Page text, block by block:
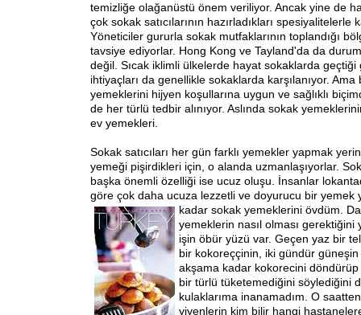
temizliğe olağanüstü önem veriliyor. Ancak yine de
çok sokak satıcılarının hazırladıkları spesiyalitelerle
Yöneticiler gururla sokak mutfaklarının toplandığı
tavsiye ediyorlar. Hong Kong ve Tayland'da da
değil. Sıcak iklimli ülkelerde hayat sokaklarda geçtiği
ihtiyaçları da genellikle sokaklarda karşılanıyor.
yemeklerini hijyen koşullarına uygun ve sağlıklı
de her türlü tedbir alınıyor. Aslında sokak
ev yemekleri.
Sokak satıcıları her gün farklı yemekler yapmak
yemeği pişirdikleri için, o alanda uzmanlaşıyorlar.
başka önemli özelliği ise ucuz oluşu. İnsanlar
göre çok daha ucuza lezzetli ve doyurucu bir yemek
kadar sokak yemeklerini övdüm.
yemeklerin nasıl olması gerektiğini
işin öbür yüzü var. Geçen yaz bir
bir kokoreççinin, iki gündür
akşama kadar kokorecini
bir türlü tüketemediğini söylediğini
kulaklarıma inanamadım. O
yiyenlerin kim bilir hangi hastanelere